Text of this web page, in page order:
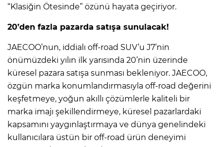
“Klasiğin Ötesinde” özünü hayata geçiriyor.
20’den fazla pazarda satışa sunulacak!
JAECOO’nun, iddialı off-road SUV’u J7’nin
önümüzdeki yılın ilk yarısında 20’nin üzerinde
küresel pazara satışa sunması bekleniyor. JAECOO,
özgün marka konumlandırmasıyla off-road değerini
keşfetmeye, yoğun akıllı çözümlerle kaliteli bir
marka imajı şekillendirmeye, küresel pazarlardaki
kapsamını yaygınlaştırmaya ve dünya genelindeki
kullanıcılara üstün bir off-road ürün deneyimi